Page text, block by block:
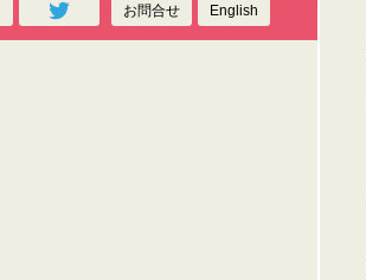
お問合せ English